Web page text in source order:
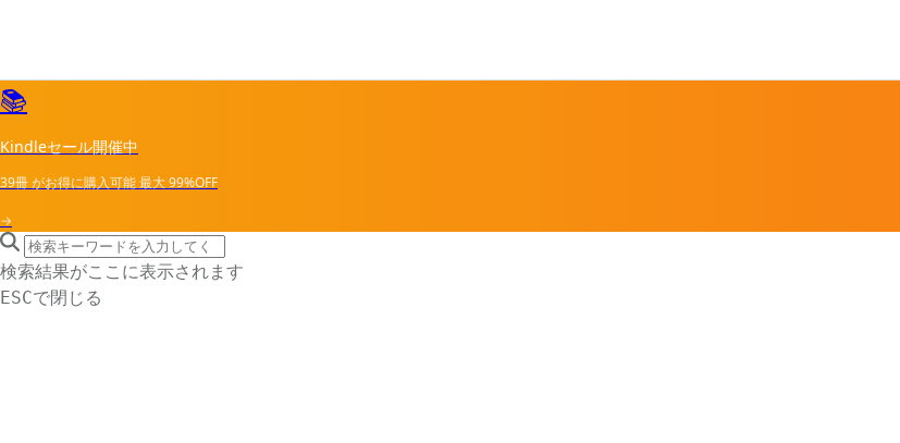
📚
Kindleセール開催中
39冊がお得に購入可能最大99%OFF
→
search icon
サイト内検索
検索結果がここに表示されます
ESCで閉じる